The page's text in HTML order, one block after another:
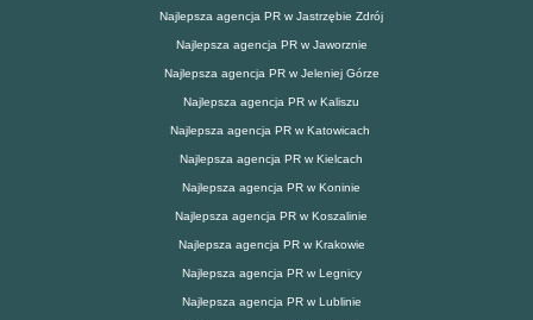
Najlepsza agencja PR w Jastrzębie Zdrój
Najlepsza agencja PR w Jaworznie
Najlepsza agencja PR w Jeleniej Górze
Najlepsza agencja PR w Kaliszu
Najlepsza agencja PR w Katowicach
Najlepsza agencja PR w Kielcach
Najlepsza agencja PR w Koninie
Najlepsza agencja PR w Koszalinie
Najlepsza agencja PR w Krakowie
Najlepsza agencja PR w Legnicy
Najlepsza agencja PR w Lublinie